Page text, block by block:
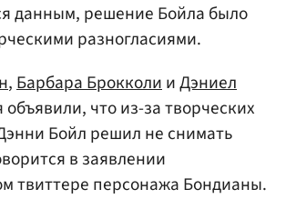
данным, решение Бойла было
разногласиями.
, Барбара Брокколи иДэниел
объявили, что из-за творческих
Бойл решил не снимать
в заявлении
твиттере персонажа Бондианы.